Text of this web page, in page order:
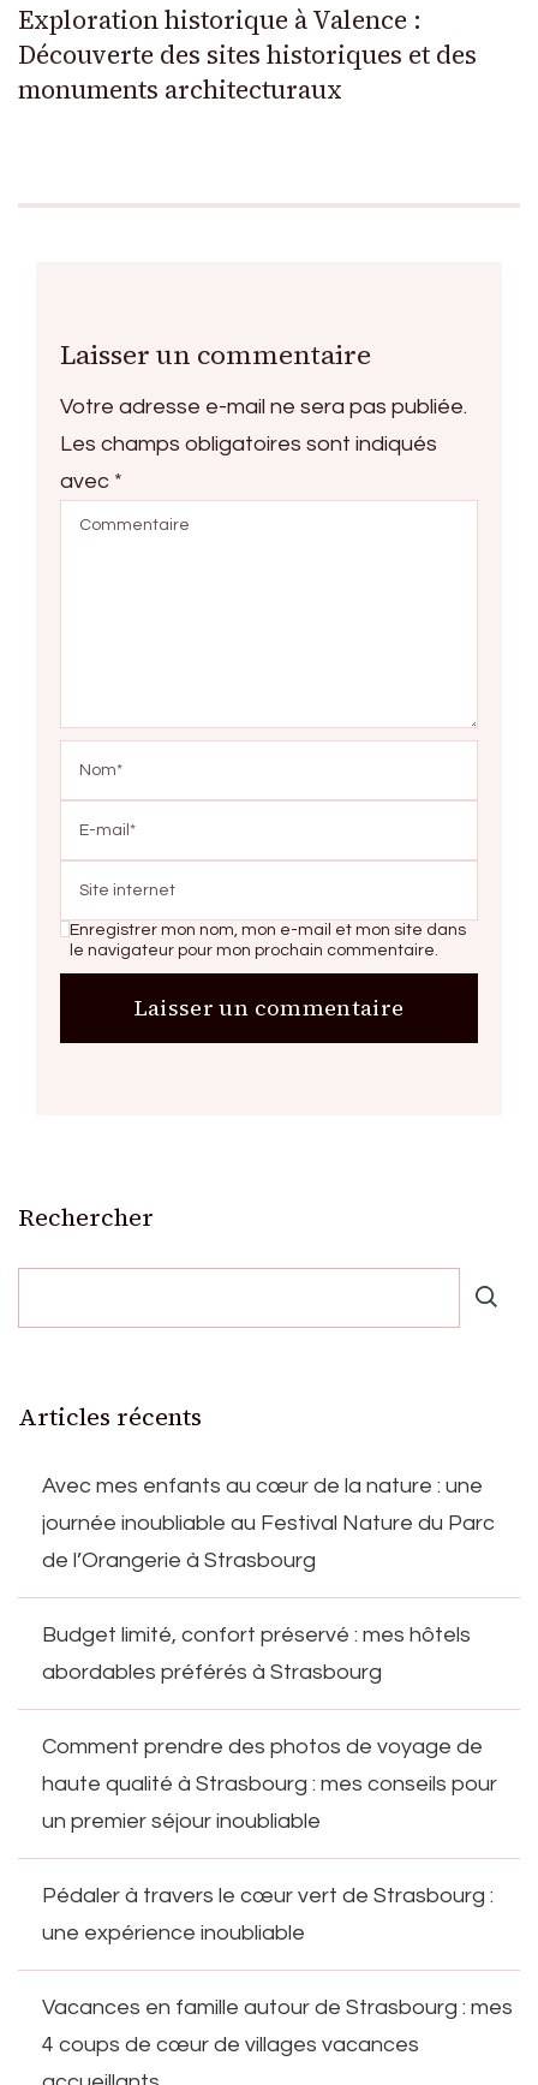
Exploration historique à Valence :
Découverte des sites historiques et des
monuments architecturaux
Laisser un commentaire
Votre adresse e-mail ne sera pas publiée.
Les champs obligatoires sont indiqués
avec *
Enregistrer mon nom, mon e-mail et mon site dans
le navigateur pour mon prochain commentaire.
Rechercher
Articles récents
Avec mes enfants au cœur de la nature : une
journée inoubliable au Festival Nature du Parc
de l’Orangerie à Strasbourg
Budget limité, confort préservé : mes hôtels
abordables préférés à Strasbourg
Comment prendre des photos de voyage de
haute qualité à Strasbourg : mes conseils pour
un premier séjour inoubliable
Pédaler à travers le cœur vert de Strasbourg :
une expérience inoubliable
Vacances en famille autour de Strasbourg : mes
4 coups de cœur de villages vacances